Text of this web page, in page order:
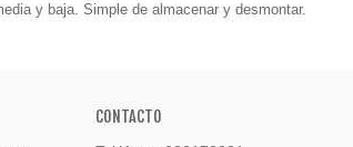
y baja. Simple de almacenar y desmontar.
CONTACTO